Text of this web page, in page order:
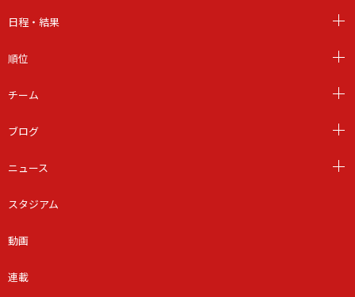
日程・結果
順位
チーム
ブログ
ニュース
スタジアム
動画
連載